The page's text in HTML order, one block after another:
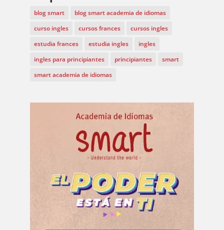
blog smart
blog smart academia de idiomas
curso ingles
cursos frances
cursos ingles
estudia frances
estudia ingles
ingles
ingles para principiantes
principiantes
smart
smart academia de idiomas